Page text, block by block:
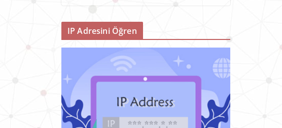
IP Adresini Öğren